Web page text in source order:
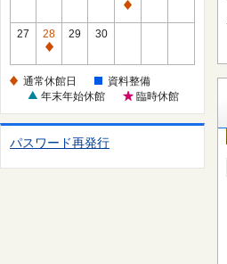
館
日
通
館
日
27
28
通
休
日
29 30
通常休館日
資料整備
年末年始休館
臨時休館
パスワード再発行